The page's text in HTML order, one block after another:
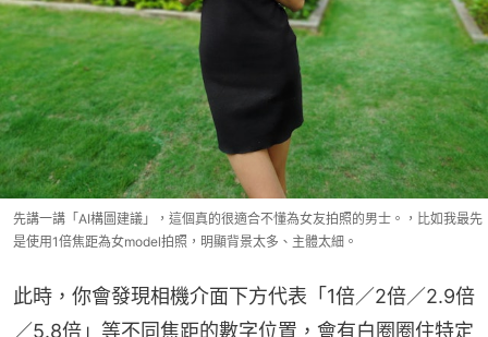
先講一講「AI構圖建議」，這個真的很適合不懂為女友拍照的男士。，比如我最先
是使用1倍焦距為女model拍照，明顯背景太多、主體太細。
此時，你會發現相機介面下方代表「1倍／2倍／2.9倍
／5.8倍」等不同焦距的數字位置，會有白圈圈住特定